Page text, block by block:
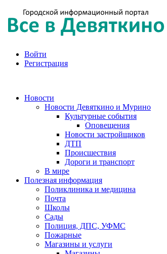
Войти
Регистрация
Новости
Новости Девяткино и Мурино
Культурные события
Оповещения
Новости застройщиков
ДТП
Происшествия
Дороги и транспорт
В мире
Полезная информация
Поликлиника и медицина
Почта
Школы
Сады
Полиция, ДПС, УФМС
Пожарные
Магазины и услуги